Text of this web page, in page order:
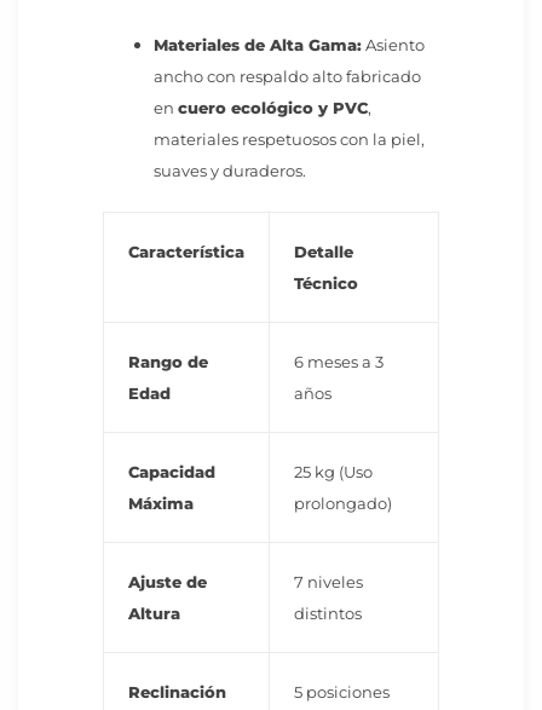
Materiales de Alta Gama:Asiento
ancho con respaldo alto fabricado
en cuero ecológico y PVC,
materiales respetuosos con la piel,
suaves y duraderos.
Característica
Detalle
Técnico
Rango de
Edad
6 meses a 3
años
Capacidad
Máxima
25 kg (Uso
prolongado)
Ajuste de
Altura
7 niveles
distintos
Reclinación
5 posiciones